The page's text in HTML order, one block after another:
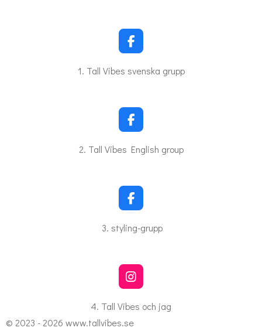
F
a
c
o
k
1. Tall Vibes svenska grupp
F
a
c
o
k
2. Tall Vibes English group
F
a
c
e
o
k
3. styling-grupp
I
n
s
a
4. Tall Vibes och jag
© 2023 - 2026 www.tallvibes.se